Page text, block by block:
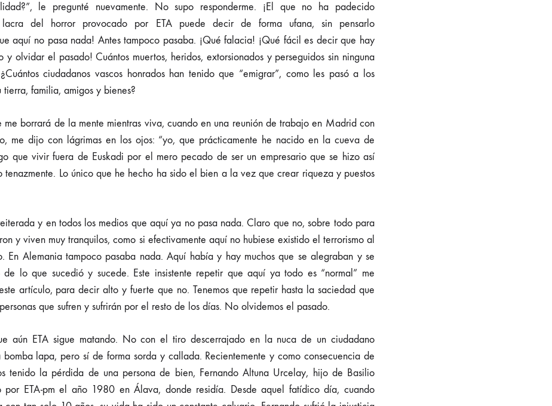
le pregunté nuevamente. No supo responderme. ¡El que no ha padecido
lacra del horror provocado por ETA puede decir de forma ufana, sin pensarlo
aquí no pasa nada! Antes tampoco pasaba. ¡Qué falacia! ¡Qué fácil es decir que hay
y olvidar el pasado! Cuántos muertos, heridos, extorsionados y perseguidos sin ninguna
ciudadanos vascos honrados han tenido que “emigrar”, como les pasó a los
tierra, familia, amigos y bienes?
me borrará de la mente mientras viva, cuando en una reunión de trabajo en Madrid con
me dijo con lágrimas en los ojos: “yo, que prácticamente he nacido en la cueva de
que vivir fuera de Euskadi por el mero pecado de ser un empresario que se hizo así
tenazmente. Lo único que he hecho ha sido el bien a la vez que crear riqueza y puestos
y en todos los medios que aquí ya no pasa nada. Claro que no, sobre todo para
y viven muy tranquilos, como si efectivamente aquí no hubiese existido el terrorismo al
En Alemania tampoco pasaba nada. Aquí había y hay muchos que se alegraban y se
de lo que sucedió y sucede. Este insistente repetir que aquí ya todo es “normal” me
artículo, para decir alto y fuerte que no. Tenemos que repetir hasta la saciedad que
que sufren y sufrirán por el resto de los días. No olvidemos el pasado.
aún ETA sigue matando. No con el tiro descerrajado en la nuca de un ciudadano
lapa, pero sí de forma sorda y callada. Recientemente y como consecuencia de
tenido la pérdida de una persona de bien, Fernando Altuna Urcelay, hijo de Basilio
por ETA-pm el año 1980 en Álava, donde residía. Desde aquel fatídico día, cuando